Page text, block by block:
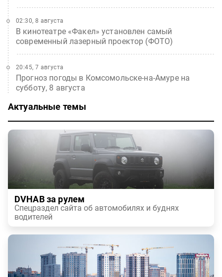
В кинотеатре «Факел» установлен самый
современный лазерный проектор (ФОТО)
02:30, 8 августа
Прогноз погоды в Комсомольске-на-Амуре на
субботу, 8 августа
20:45, 7 августа
Актуальные темы
DVHAB за рулем
Спецраздел сайта об автомобилях и буднях
водителей